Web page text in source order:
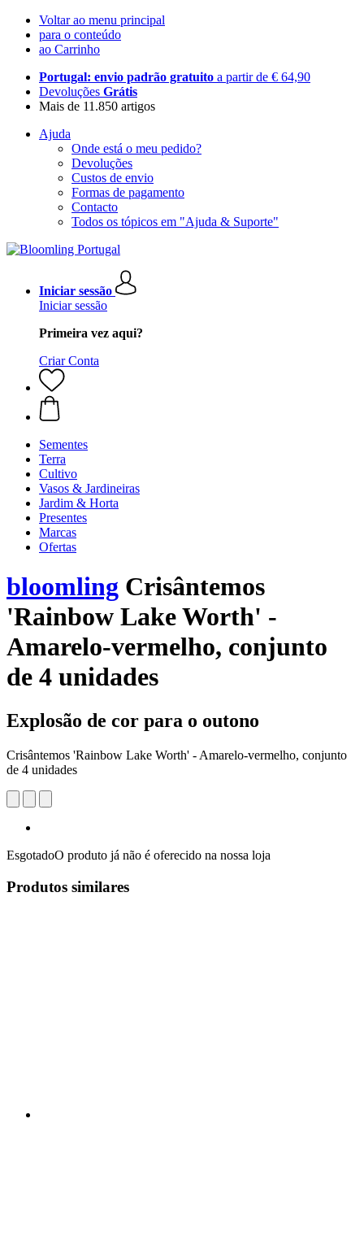
Voltar ao menu principal
para o conteúdo
ao Carrinho
Portugal: envio padrão gratuito a partir de € 64,90
Devoluções Grátis
Mais de 11.850 artigos
Ajuda
Onde está o meu pedido?
Devoluções
Custos de envio
Formas de pagamento
Contacto
Todos os tópicos em "Ajuda & Suporte"
Iniciar sessão
Iniciar sessão
Primeira vez aqui?
Criar Conta
Sementes
Terra
Cultivo
Vasos & Jardineiras
Jardim & Horta
Presentes
Marcas
Ofertas
bloomling Crisântemos
'Rainbow Lake Worth' -
Amarelo-vermelho, conjunto
de 4 unidades
Explosão de cor para o outono
Crisântemos 'Rainbow Lake Worth' - Amarelo-vermelho, conjunto
de 4 unidades
EsgotadoO produto já não é oferecido na nossa loja
Produtos similares